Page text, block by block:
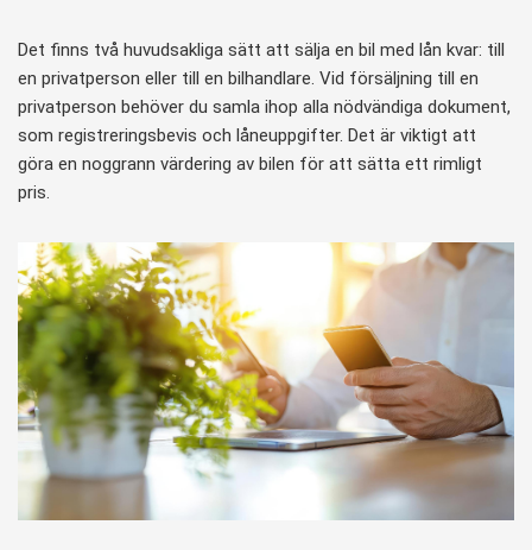
Det finns två huvudsakliga sätt att sälja en bil med lån kvar: till
en privatperson eller till en bilhandlare. Vid försäljning till en
privatperson behöver du samla ihop alla nödvändiga dokument,
som registreringsbevis och låneuppgifter. Det är viktigt att
göra en noggrann värdering av bilen för att sätta ett rimligt
pris.